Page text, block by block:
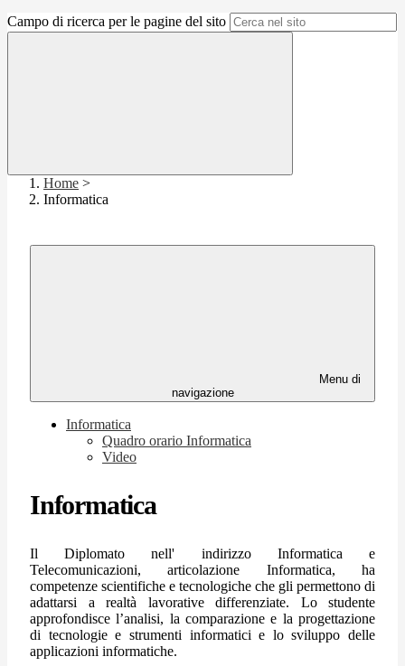
Campo di ricerca per le pagine del sito
Home >
Informatica
Menu di
navigazione
Informatica
Quadro orario Informatica
Video
Informatica
Il Diplomato nell' indirizzo Informatica e
Telecomunicazioni, articolazione Informatica, ha
competenze scientifiche e tecnologiche che gli permettono di
adattarsi a realtà lavorative differenziate. Lo studente
approfondisce l’analisi, la comparazione e la progettazione
di tecnologie e strumenti informatici e lo sviluppo delle
applicazioni informatiche.